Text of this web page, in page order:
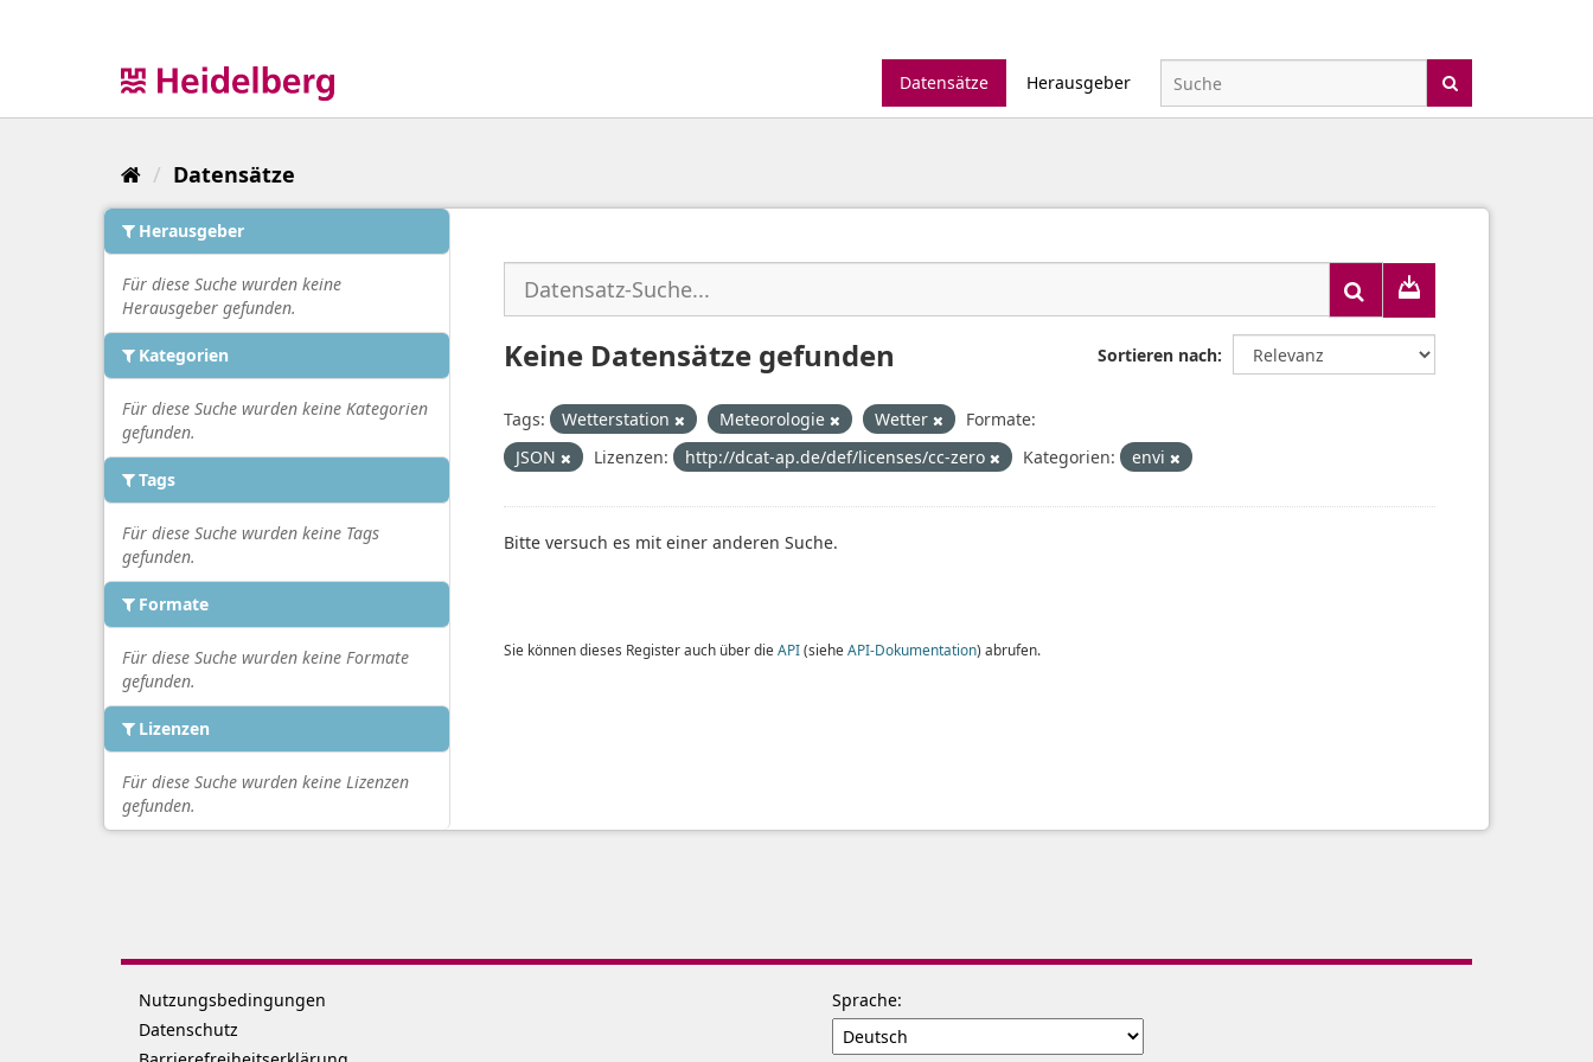
Datensätze
Herausgeber
Datensätze
Herausgeber
Für diese Suche wurden keine
Herausgeber gefunden.
Kategorien
Für diese Suche wurden keine Kategorien
gefunden.
Tags
Für diese Suche wurden keine Tags
gefunden.
Formate
Für diese Suche wurden keine Formate
gefunden.
Lizenzen
Für diese Suche wurden keine Lizenzen
gefunden.
Sortieren nach
Keine Datensätze gefunden
Tags: Wetterstation Meteorologie Wetter
Formate:
JSON
Lizenzen: http://dcat-ap.de/def/licenses/cc-zero Kategorien: envi
Bitte versuch es mit einer anderen Suche.
Sie können dieses Register auch über die API(siehe API-Dokumentation) abrufen.
Nutzungsbedingungen
Datenschutz
Sprache